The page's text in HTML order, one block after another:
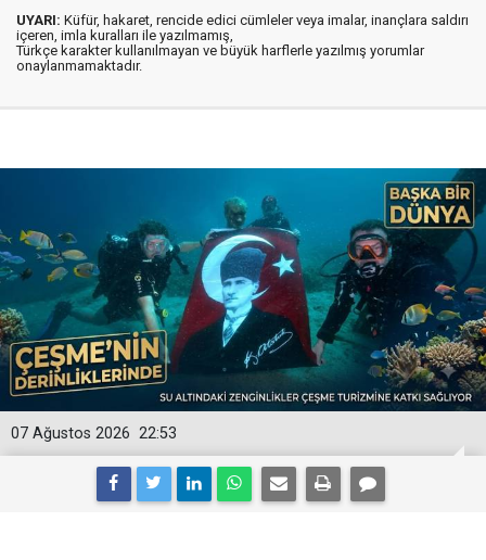
UYARI: Küfür, hakaret, rencide edici cümleler veya imalar, inançlara saldırı
içeren, imla kuralları ile yazılmamış,
Türkçe karakter kullanılmayan ve büyük harflerle yazılmış yorumlar
onaylanmamaktadır.
22:53
07 Ağustos 2026